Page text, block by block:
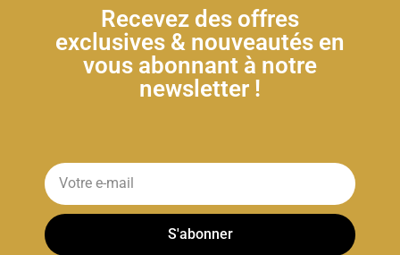
Recevez des offres
exclusives & nouveautés en
vous abonnant à notre
newsletter !
S'abonner